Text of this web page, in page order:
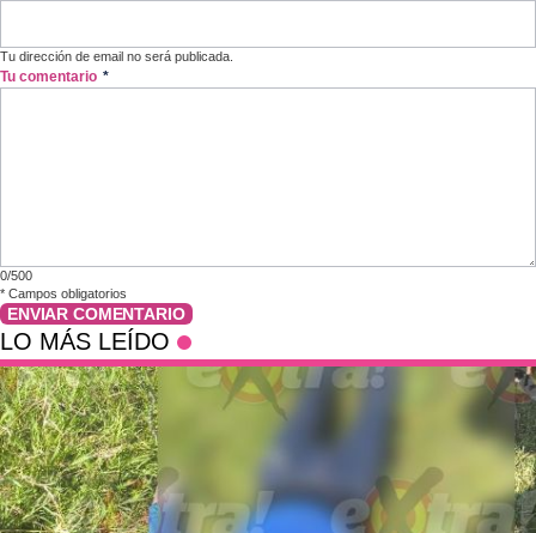
Tu dirección de email no será publicada.
Tu comentario *
0/500
* Campos obligatorios
ENVIAR COMENTARIO
LO MÁS LEÍDO